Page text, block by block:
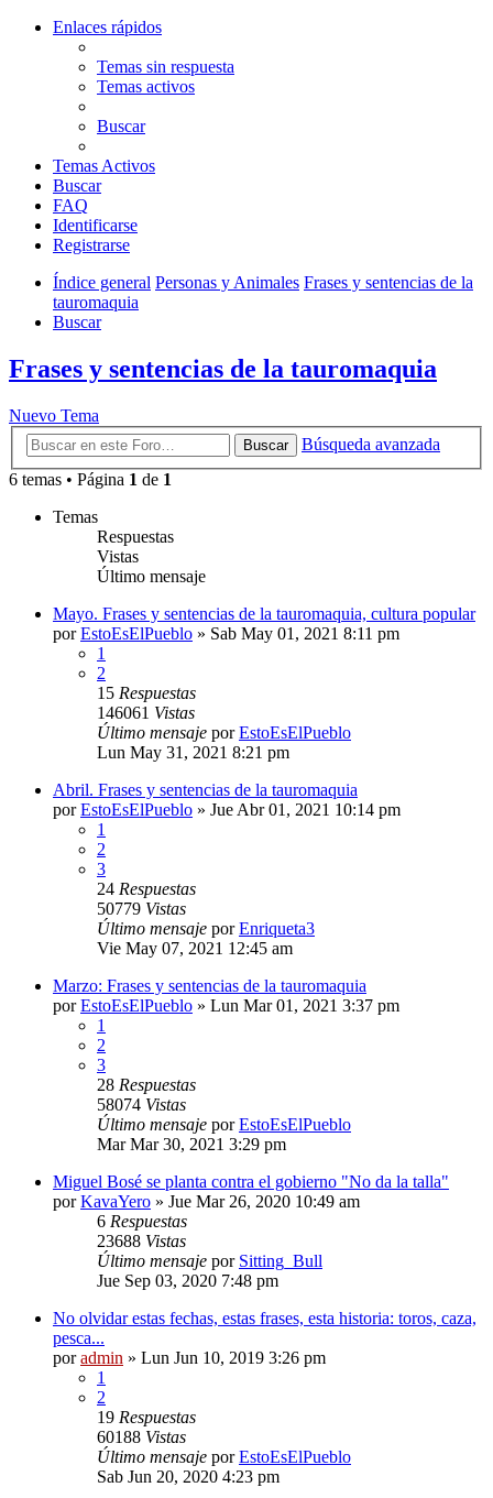
Enlaces rápidos
Temas sin respuesta
Temas activos
Buscar
Temas Activos
Buscar
FAQ
Identificarse
Registrarse
Índice general Personas y Animales Frases y sentencias de la
tauromaquia
Buscar
Frases y sentencias de la tauromaquia
Nuevo Tema
Buscar
Búsqueda avanzada
6 temas • Página 1 de 1
Temas
Respuestas
Vistas
Último mensaje
Mayo. Frases y sentencias de la tauromaquia, cultura popular
porEstoEsElPueblo » Sab May 01, 2021 8:11 pm
1
2
15 Respuestas
146061 Vistas
Último mensaje porEstoEsElPueblo
Lun May 31, 2021 8:21 pm
Abril. Frases y sentencias de la tauromaquia
porEstoEsElPueblo » Jue Abr 01, 2021 10:14 pm
1
2
3
24 Respuestas
50779 Vistas
Último mensaje porEnriqueta3
Vie May 07, 2021 12:45 am
Marzo: Frases y sentencias de la tauromaquia
porEstoEsElPueblo » Lun Mar 01, 2021 3:37 pm
1
2
3
28 Respuestas
58074 Vistas
Último mensaje porEstoEsElPueblo
Mar Mar 30, 2021 3:29 pm
Miguel Bosé se planta contra el gobierno "No da la talla"
porKavaYero » Jue Mar 26, 2020 10:49 am
6 Respuestas
23688 Vistas
Último mensaje por Sitting_Bull
Jue Sep 03, 2020 7:48 pm
No olvidar estas fechas, estas frases, esta historia: toros, caza,
pesca...
poradmin » Lun Jun 10, 2019 3:26 pm
1
2
19 Respuestas
60188 Vistas
Último mensaje porEstoEsElPueblo
Sab Jun 20, 2020 4:23 pm